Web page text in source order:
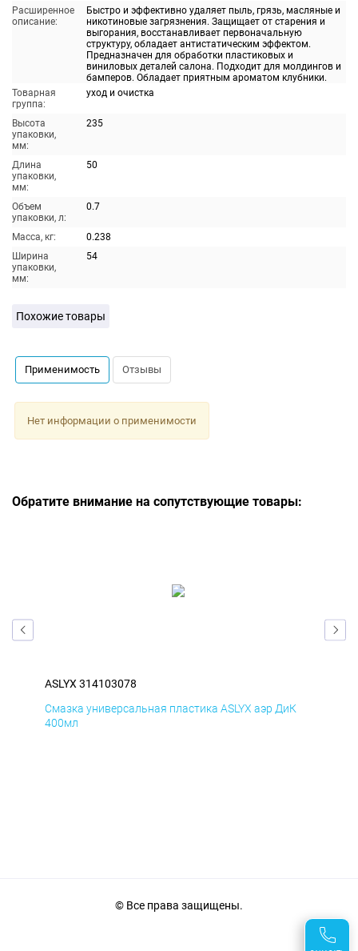
Расширенное
описание:
Быстро и эффективно удаляет пыль, грязь, масляные и
никотиновые загрязнения. Защищает от старения и
выгорания, восстанавливает первоначальную
структуру, обладает антистатическим эффектом.
Предназначен для обработки пластиковых и
виниловых деталей салона. Подходит для молдингов и
бамперов. Обладает приятным ароматом клубники.
Товарная
группа:
уход и очистка
Высота
упаковки,
мм:
235
Длина
упаковки,
мм:
50
Объем
упаковки, л:
0.7
Масса, кг:
0.238
Ширина
упаковки,
мм:
54
Похожие товары
Применимость Отзывы
Нет информации о применимости
Обратите внимание на сопутствующие товары:
ASLYX 314103078
Смазка универсальная пластика ASLYX аэр ДиК
400мл
© Все права защищены.